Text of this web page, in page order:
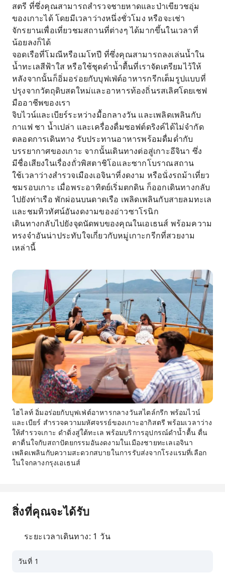
สตรี ที่ซึ่งคุณสามารถสำรวจชายหาดและป่าเขียวชอุ่ม
ของเกาะได้ โดยมีเวลาว่างหนึ่งชั่วโมง หรือจะเช่า
จักรยานเพื่อเที่ยวชมสถานที่ต่างๆ ได้มากขึ้นในเวลาที่
น้อยลงก็ได้
จอดเรือที่โมณีหรือเมโทปี ที่ซึ่งคุณสามารถลงเล่นน้ำใน
น้ำทะเลสีฟ้าใส หรือใช้ชุดดำน้ำตื้นที่เราจัดเตรียมไว้ให้
หลังจากนั้นก็อิ่มอร่อยกับบุฟเฟ่ต์อาหารกรีกเต็มรูปแบบที่
ปรุงจากวัตถุดิบสดใหม่และอาหารท้องถิ่นรสเลิศโดยเชฟ
มืออาชีพของเรา
จิบไวน์และเบียร์ระหว่างมื้อกลางวัน และเพลิดเพลินกับ
กาแฟ ชา น้ำเปล่า และเครื่องดื่มซอฟต์ดริงค์ได้ไม่จำกัด
ตลอดการเดินทาง รับประทานอาหารพร้อมดื่มด่ำกับ
บรรยากาศของเกาะ จากนั้นเดินทางต่อสู่เกาะอีจินา ซึ่ง
มีชื่อเสียงในเรื่องถั่วพิสตาชิโอและซากโบราณสถาน
ใช้เวลาว่างสำรวจเมืองเอจินาที่งดงาม หรือนั่งรถม้าเที่ยว
ชมรอบเกาะ เมื่อพระอาทิตย์เริ่มตกดิน ก็ออกเดินทางกลับ
ไปยังท่าเรือ พักผ่อนบนดาดเรือ เพลิดเพลินกับสายลมทะเล
และชมทิวทัศน์อันงดงามของอ่าวซาโรนิก
เดินทางกลับไปยังจุดนัดพบของคุณในเอเธนส์ พร้อมความ
ทรงจำอันน่าประทับใจเกี่ยวกับหมู่เกาะกรีกที่สวยงาม
เหล่านี้
ไฮไลท์ อิ่มอร่อยกับบุฟเฟ่ต์อาหารกลางวันสไตล์กรีก พร้อมไวน์
และเบียร์ สำรวจความมหัศจรรย์ของเกาะอากิสตรี พร้อมเวลาว่าง
ให้สำรวจเกาะ ดำดิ่งสู่ใต้ทะเล พร้อมบริการอุปกรณ์ดำน้ำตื้น ตื่น
ตาตื่นใจกับสถาปัตยกรรมอันงดงามในเมืองชายทะเลเอจินา
เพลิดเพลินกับความสะดวกสบายในการรับส่งจากโรงแรมที่เลือก
ในใจกลางกรุงเอเธนส์
สิ่งที่คุณจะได้รับ
ระยะเวลาเดินทาง: 1 วัน
วันที่ 1